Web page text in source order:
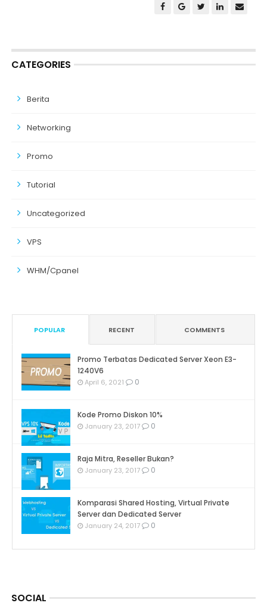
CATEGORIES
Berita
Networking
Promo
Tutorial
Uncategorized
VPS
WHM/Cpanel
POPULAR RECENT COMMENTS
Promo Terbatas Dedicated Server Xeon E3-
1240V6
April 6, 2021 0
Kode Promo Diskon 10%
January 23, 2017 0
Raja Mitra, Reseller Bukan?
January 23, 2017 0
Komparasi Shared Hosting, Virtual Private
Server dan Dedicated Server
January 24, 2017 0
SOCIAL